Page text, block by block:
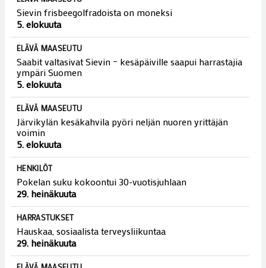
Tuoreimmat
ALUEELLISET UUTISET
Kalle Jussilan oma suosikki on Enkelini-kappale
5. elokuuta
ELÄVÄ MAASEUTU